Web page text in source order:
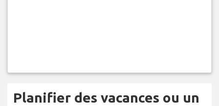
Planifier des vacances ou un